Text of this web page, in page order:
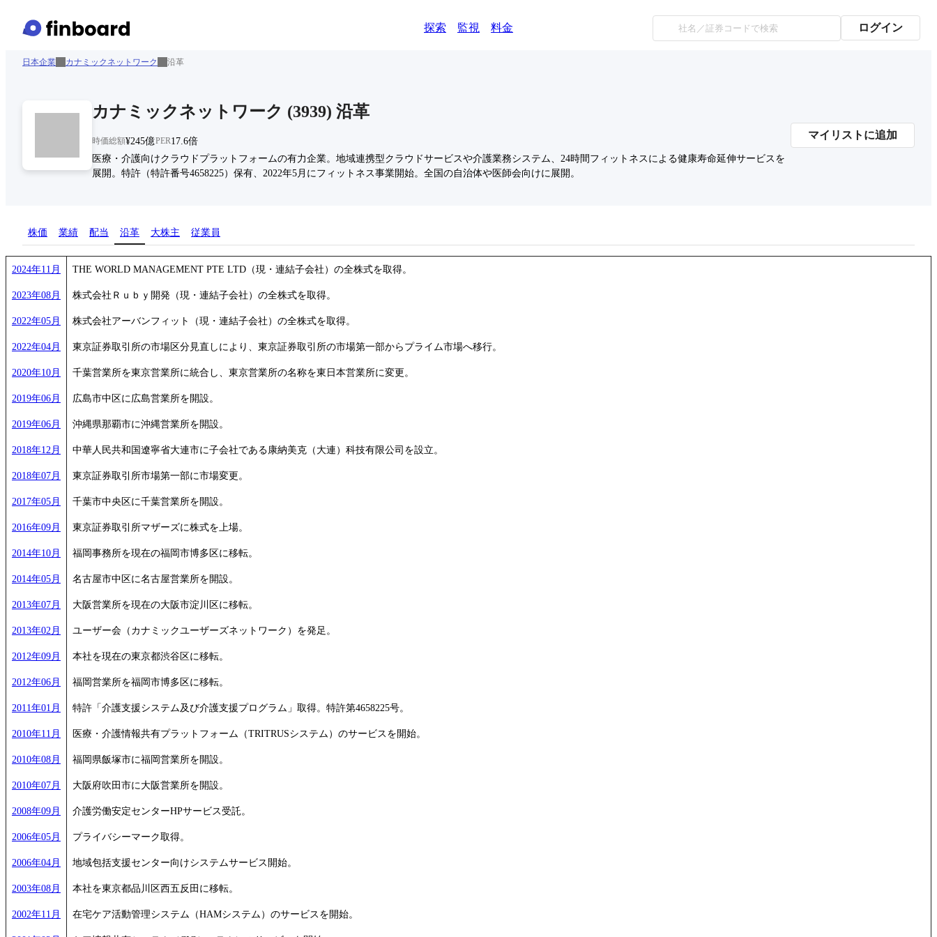
探索 監視 料金 ログイン
日本企業 カナミックネットワーク 沿革
カナミックネットワーク (3939) 沿革
時価総額¥245億PER17.6倍
医療・介護向けクラウドプラットフォームの有力企業。地域連携型クラウドサービスや介護業務システム、24時間フィットネスによる健康寿命延伸サービスを
展開。特許（特許番号4658225）保有、2022年5月にフィットネス事業開始。全国の自治体や医師会向けに展開。
マイリストに追加
株価 業績 配当 沿革 大株主 従業員
2024年11月 THE WORLD MANAGEMENT PTE LTD（現・連結子会社）の全株式を取得。
2023年08月 株式会社Ｒｕｂｙ開発（現・連結子会社）の全株式を取得。
2022年05月 株式会社アーバンフィット（現・連結子会社）の全株式を取得。
2022年04月 東京証券取引所の市場区分見直しにより、東京証券取引所の市場第一部からプライム市場へ移行。
2020年10月 千葉営業所を東京営業所に統合し、東京営業所の名称を東日本営業所に変更。
2019年06月 広島市中区に広島営業所を開設。
2019年06月 沖縄県那覇市に沖縄営業所を開設。
2018年12月 中華人民共和国遼寧省大連市に子会社である康納美克（大連）科技有限公司を設立。
2018年07月 東京証券取引所市場第一部に市場変更。
2017年05月 千葉市中央区に千葉営業所を開設。
2016年09月 東京証券取引所マザーズに株式を上場。
2014年10月 福岡事務所を現在の福岡市博多区に移転。
2014年05月 名古屋市中区に名古屋営業所を開設。
2013年07月 大阪営業所を現在の大阪市淀川区に移転。
2013年02月 ユーザー会（カナミックユーザーズネットワーク）を発足。
2012年09月 本社を現在の東京都渋谷区に移転。
2012年06月 福岡営業所を福岡市博多区に移転。
2011年01月 特許「介護支援システム及び介護支援プログラム」取得。特許第4658225号。
2010年11月 医療・介護情報共有プラットフォーム（TRITRUSシステム）のサービスを開始。
2010年08月 福岡県飯塚市に福岡営業所を開設。
2010年07月 大阪府吹田市に大阪営業所を開設。
2008年09月 介護労働安定センターHPサービス受託。
2006年05月 プライバシーマーク取得。
2006年04月 地域包括支援センター向けシステムサービス開始。
2003年08月 本社を東京都品川区西五反田に移転。
2002年11月 在宅ケア活動管理システム（HAMシステム）のサービスを開始。